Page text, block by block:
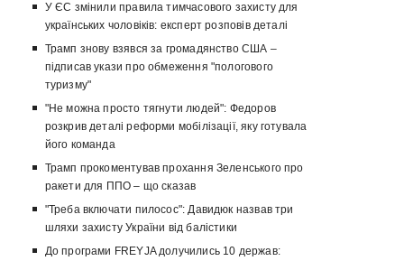
У ЄС змінили правила тимчасового захисту для
українських чоловіків: експерт розповів деталі
Трамп знову взявся за громадянство США –
підписав укази про обмеження "пологового
туризму"
"Не можна просто тягнути людей": Федоров
розкрив деталі реформи мобілізації, яку готувала
його команда
Трамп прокоментував прохання Зеленського про
ракети для ППО – що сказав
"Треба включати пилосос": Давидюк назвав три
шляхи захисту України від балістики
До програми FREYJA долучились 10 держав: